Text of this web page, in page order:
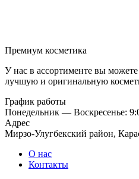
Премиум косметика
У нас в ассортименте вы
лучшую и оригинальную
График работы
Понедельник — Воскресенье:
Адрес
Мирзо-Улугбекский район,
О нас
Контакты